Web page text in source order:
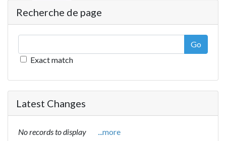
Recherche de page
Go
Exact match
Latest Changes
No records to display ...more